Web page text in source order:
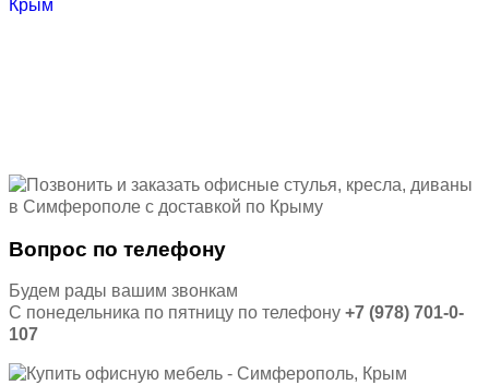
Вопрос по телефону
Будем рады вашим звонкам
С понедельника по пятницу по телефону +7 (978) 701-0-
107